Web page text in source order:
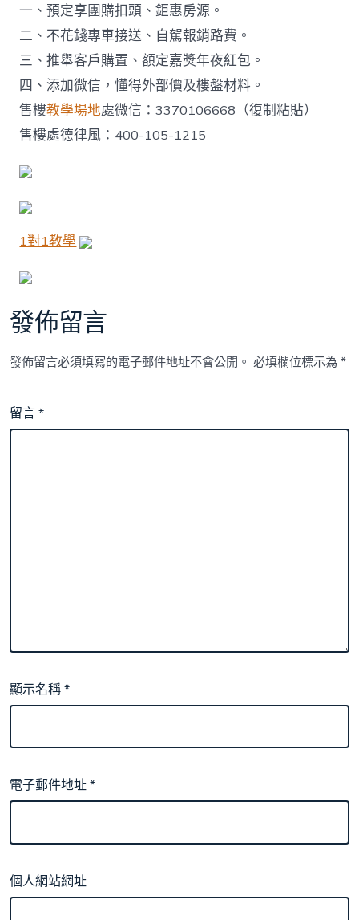
一、預定享團購扣頭、鉅惠房源。
二、不花錢專車接送、自駕報銷路費。
三、推舉客戶購置、額定嘉獎年夜紅包。
四、添加微信，懂得外部價及樓盤材料。
售樓教學場地處微信：3370106668（復制粘貼）
售樓處德律風：400-105-1215
1對1教學
發佈留言
發佈留言必須填寫的電子郵件地址不會公開。 必填欄位標示為*
留言*
顯示名稱*
電子郵件地址*
個人網站網址